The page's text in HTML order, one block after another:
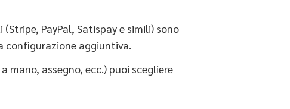
PayPal, Satispay e simili) sono
configurazione aggiuntiva.
assegno, ecc.) puoi scegliere